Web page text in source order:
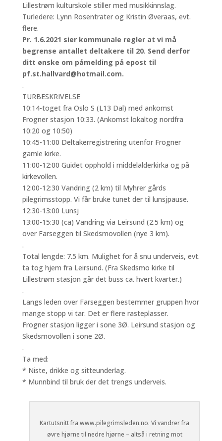
Lillestrøm kulturskole stiller med musikkinnslag.
Turledere: Lynn Rosentrater og Kristin Øveraas, evt.
flere.
Pr. 1.6.2021 sier kommunale regler at vi må
begrense antallet deltakere til 20. Send derfor
ditt ønske om påmelding på epost til
pf.st.hallvard@hotmail.com.
.
TURBESKRIVELSE
10:14-toget fra Oslo S (L13 Dal) med ankomst
Frogner stasjon 10:33. (Ankomst lokaltog nordfra
10:20 og 10:50)
10:45-11:00 Deltakerregistrering utenfor Frogner
gamle kirke.
11:00-12:00 Guidet opphold i middelalderkirka og på
kirkevollen.
12:00-12:30 Vandring (2 km) til Myhrer gårds
pilegrimsstopp. Vi får bruke tunet der til lunsjpause.
12:30-13:00 Lunsj
13:00-15:30 (ca) Vandring via Leirsund (2.5 km) og
over Farseggen til Skedsmovollen (nye 3 km).
.
Total lengde: 7.5 km. Mulighet for å snu underveis, evt.
ta tog hjem fra Leirsund. (Fra Skedsmo kirke til
Lillestrøm stasjon går det buss ca. hvert kvarter.)
.
Langs leden over Farseggen bestemmer gruppen hvor
mange stopp vi tar. Det er flere rasteplasser.
Frogner stasjon ligger i sone 3Ø. Leirsund stasjon og
Skedsmovollen i sone 2Ø.
.
Ta med:
* Niste, drikke og sitteunderlag.
* Munnbind til bruk der det trengs underveis.
Kartutsnitt fra www.pilegrimsleden.no. Vi vandrer fra
øvre hjørne til nedre hjørne – altså i retning mot